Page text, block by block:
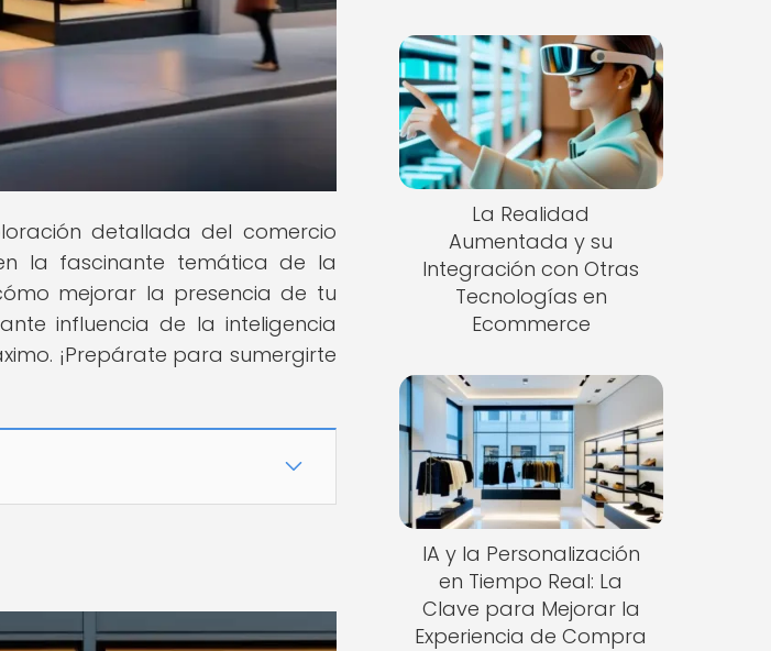
detallada del comercio
la fascinante temática de la
mejorar la presencia de tu
influencia de la inteligencia
¡Prepárate para sumergirte
La Realidad
Aumentada y su
Integración con Otras
Tecnologías en
Ecommerce
IA y la Personalización
en Tiempo Real: La
Clave para Mejorar la
Experiencia de Compra